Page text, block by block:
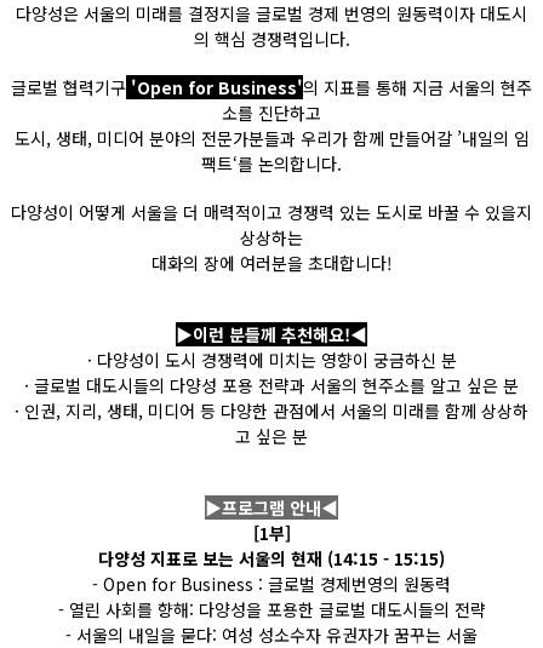
다양성은 서울의 미래를 결정지을 글로벌 경제 번영의 원동력이자 대도시
의 핵심 경쟁력입니다.
글로벌 협력기구 'Open for Business'의 지표를 통해 지금 서울의 현주
소를 진단하고
도시, 생태, 미디어 분야의 전문가분들과 우리가 함께 만들어갈 ’내일의 임
팩트‘를 논의합니다.
다양성이 어떻게 서울을 더 매력적이고 경쟁력 있는 도시로 바꿀 수 있을지
상상하는
대화의 장에 여러분을 초대합니다!
▶이런 분들께 추천해요!◀
· 다양성이 도시 경쟁력에 미치는 영향이 궁금하신 분
· 글로벌 대도시들의 다양성 포용 전략과 서울의 현주소를 알고 싶은 분
· 인권, 지리, 생태, 미디어 등 다양한 관점에서 서울의 미래를 함께 상상하
고 싶은 분
▶프로그램 안내◀
[1부]
다양성 지표로 보는 서울의 현재 (14:15 - 15:15)
- Open for Business : 글로벌 경제번영의 원동력
- 열린 사회를 향해: 다양성을 포용한 글로벌 대도시들의 전략
- 서울의 내일을 묻다: 여성 성소수자 유권자가 꿈꾸는 서울